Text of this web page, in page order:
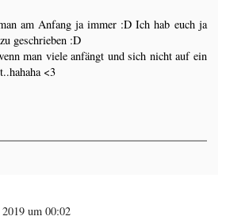
am Anfang ja immer :D Ich hab euch ja
geschrieben :D
man viele anfängt und sich nicht auf ein
<3
um 00:02